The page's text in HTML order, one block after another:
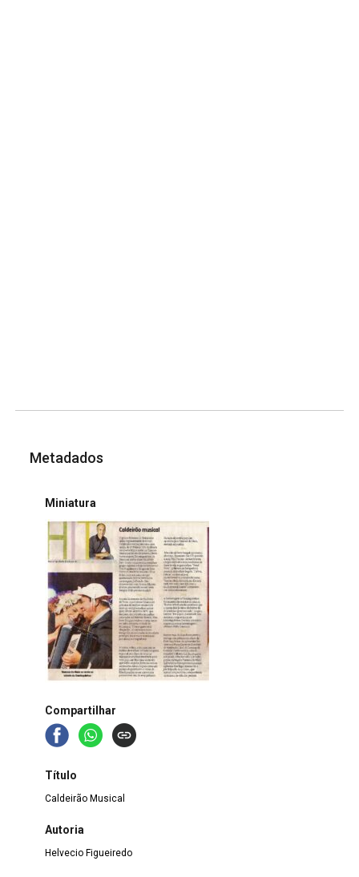
Metadados
Miniatura
Compartilhar
Título
Caldeirão Musical
Autoria
Helvecio Figueiredo